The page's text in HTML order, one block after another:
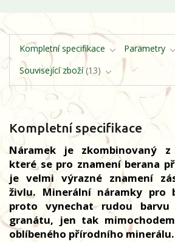
Kompletní specifikace
Parametry
Související zboží 13
Kompletní specifikace
Náramek je zkombinovaný z
které se pro znamení berana
je velmi výrazné znamení
živlu. Minerální náramky pro
proto vynechat rudou
granátu, jen tak
oblíbeného přírodního minerálu.